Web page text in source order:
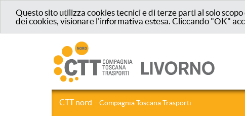
Questo sito utilizza cookies tecnici e di terze parti al solo
dei cookies, visionare l'informativa estesa. Cliccando "OK"
CTT nord – Compagnia Toscana Trasporti